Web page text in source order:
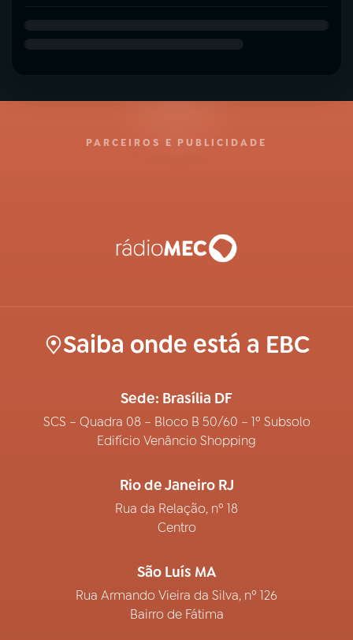
PARCEIROS E PUBLICIDADE
Saiba onde está a EBC
Sede: Brasília DF
SCS – Quadra 08 – Bloco B 50/60 – 1º Subsolo
Edifício Venâncio Shopping
Rio de Janeiro RJ
Rua da Relação, nº 18
Centro
São Luís MA
Rua Armando Vieira da Silva, nº 126
Bairro de Fátima